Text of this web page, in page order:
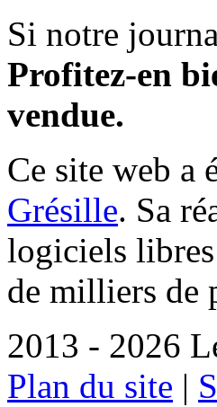
Si notre
Profitez-en
vendue.
Ce site web a
Grésille. Sa
logiciels
de milliers de
2013 - 2026
Plan du site |